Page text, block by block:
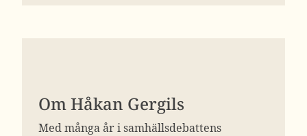
Om Håkan Gergils
Med många år i samhällsdebattens